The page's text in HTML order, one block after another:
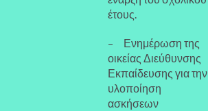
έτους.
– Ενημέρωση της
οικείας Διεύθυνσης
Εκπαίδευσης για την
υλοποίηση
ασκήσεων